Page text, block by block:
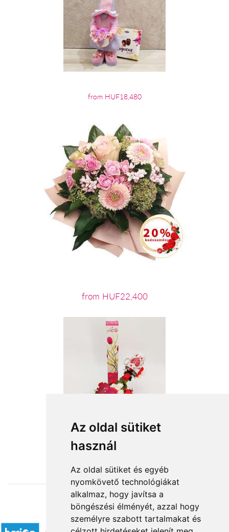
Az oldal sütiket
használ
Az oldal sütiket és egyéb
nyomkövető technológiákat
alkalmaz, hogy javítsa a
böngészési élményét, azzal hogy
személyre szabott tartalmakat és
from HUF18,480
from HUF22,400
from HUF14,400
Accepted payment methods